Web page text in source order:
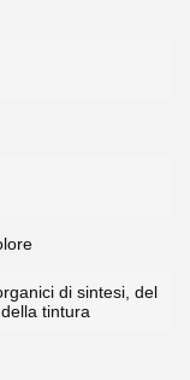
di sintesi, del
tintura